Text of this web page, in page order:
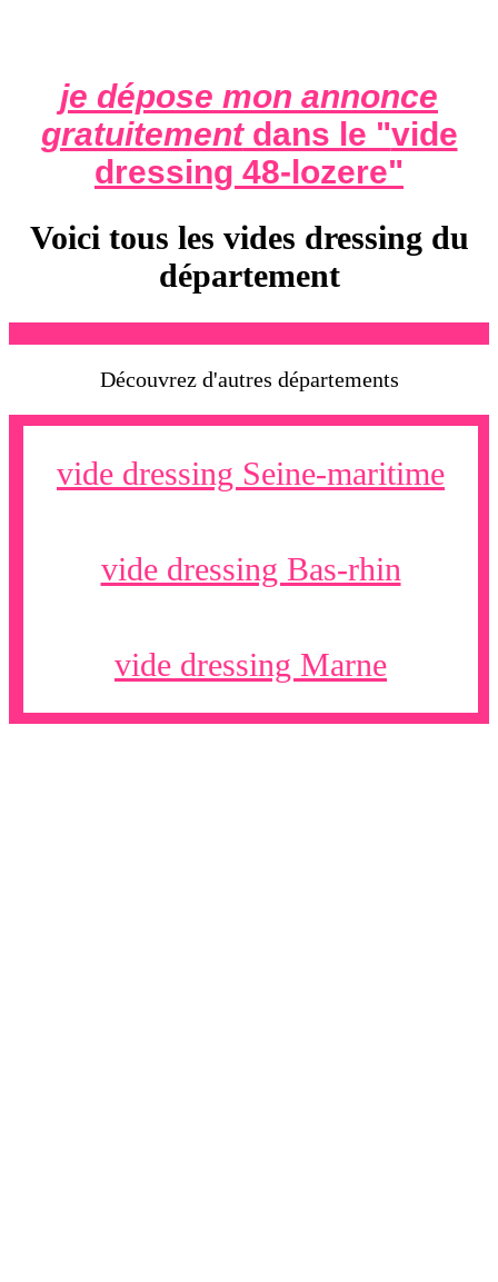
je dépose mon annonce
gratuitementdans le "vide
dressing 48-lozere"
Voici tous les vides dressing du
département
Découvrez d'autres départements
vide dressing Seine-maritime
vide dressing Bas-rhin
vide dressing Marne